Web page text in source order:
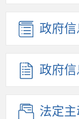
政府
政府
法定